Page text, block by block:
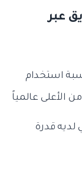
عبر
استخدام
الأعلى عالمياً
لديه قدرة